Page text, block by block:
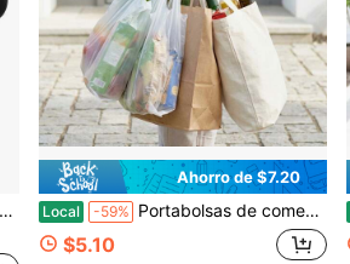
Ahorro de $7.20
Local -59% Portabolsas de comestibles de alta resistencia, robusto soporte de metal con agarre cómodo, confiable para sostener hasta 100 libras de artículos, compatible con bolsas de compras y cubetas, necesidad diaria conveniente, regalo maravilloso
$5.10